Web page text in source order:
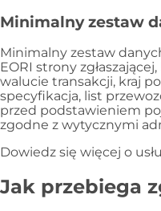
Minimalny zestaw
Minimalny zestaw
EORI strony
walucie transakcji, kraj
specyfikacja, list
przed podstawieniem
zgodne z wytycznymi
Dowiedz się więcej o
Jak przebiega